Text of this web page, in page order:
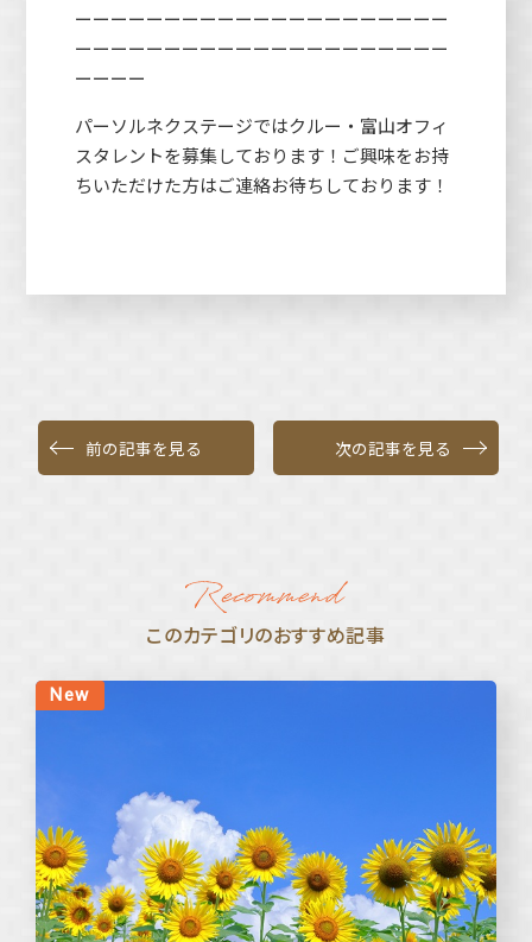
ーーーーーーーーーーーーーーーーーーーーー
ーーーーーーーーーーーーーーーーーーーーー
ーーーー
パーソルネクステージではクルー・富山オフィ
スタレントを募集しております！ご興味をお持
ちいただけた方はご連絡お待ちしております！
前の記事を見る 次の記事を見る
このカテゴリのおすすめ記事